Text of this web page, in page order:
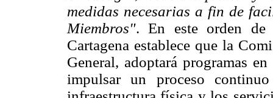
medidas necesarias a fin de
Miembros". En este orden
Cartagena establece que la
General, adoptará programas
impulsar un proceso